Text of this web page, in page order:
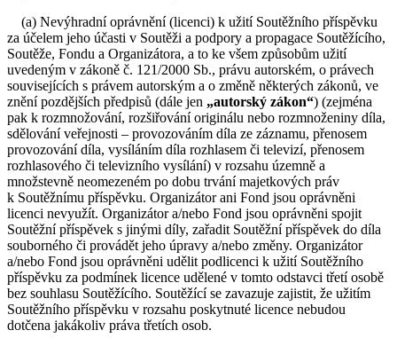
(a) Nevýhradní oprávnění (licenci) k užití Soutěžního příspěvku
za účelem jeho účasti v Soutěži a podpory a propagace Soutěžícího,
Soutěže, Fondu a Organizátora, a to ke všem způsobům užití
uvedeným v zákoně č. 121/2000 Sb., právu autorském, o právech
souvisejících s právem autorským a o změně některých zákonů, ve
znění pozdějších předpisů (dále jen „autorský zákon“) (zejména
pak k rozmnožování, rozšiřování originálu nebo rozmnoženiny díla,
sdělování veřejnosti – provozováním díla ze záznamu, přenosem
provozování díla, vysíláním díla rozhlasem či televizí, přenosem
rozhlasového či televizního vysílání) v rozsahu územně a
množstevně neomezeném po dobu trvání majetkových práv
k Soutěžnímu příspěvku. Organizátor ani Fond jsou oprávněni
licenci nevyužít. Organizátor a/nebo Fond jsou oprávněni spojit
Soutěžní příspěvek s jinými díly, zařadit Soutěžní příspěvek do díla
souborného či provádět jeho úpravy a/nebo změny. Organizátor
a/nebo Fond jsou oprávněni udělit podlicenci k užití Soutěžního
příspěvku za podmínek licence udělené v tomto odstavci třetí osobě
bez souhlasu Soutěžícího. Soutěžící se zavazuje zajistit, že užitím
Soutěžního příspěvku v rozsahu poskytnuté licence nebudou
dotčena jakákoliv práva třetích osob.